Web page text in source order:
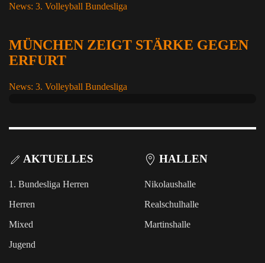
News: 3. Volleyball Bundesliga
MÜNCHEN ZEIGT STÄRKE GEGEN
ERFURT
News: 3. Volleyball Bundesliga
AKTUELLES
1. Bundesliga Herren
Herren
Mixed
Jugend
HALLEN
Nikolaushalle
Realschulhalle
Martinshalle